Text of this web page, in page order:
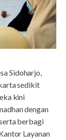
Sidoharjo,
sedikit
kini
dengan
berbagi
Layanan